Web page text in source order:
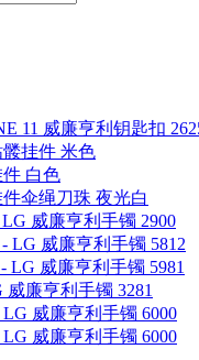
11 威廉亨利钥匙扣
挂件 米色
白色
伞绳刀珠 夜光白
威廉亨利手镯 2900
LG 威廉亨利手镯 5812
LG 威廉亨利手镯 5981
威廉亨利手镯 3281
威廉亨利手镯 6000
威廉亨利手镯 6000